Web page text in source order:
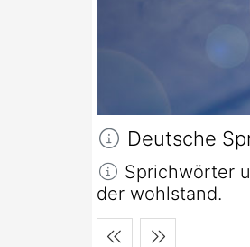
Deutsche
Sprichwörter
der wohlstand.